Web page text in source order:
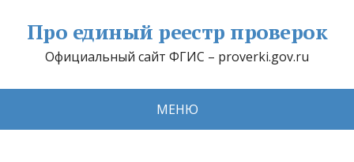
Про единый реестр проверок
Официальный сайт ФГИС – proverki.gov.ru
МЕНЮ